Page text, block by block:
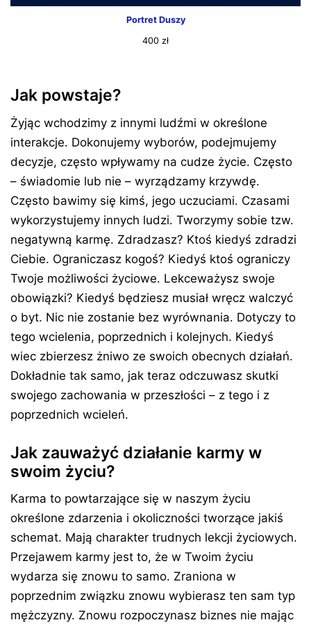
Portret Duszy
400 zł
Jak powstaje?
Żyjąc wchodzimy z innymi ludźmi w określone
interakcje. Dokonujemy wyborów, podejmujemy
decyzje, często wpływamy na cudze życie. Często
– świadomie lub nie – wyrządzamy krzywdę.
Często bawimy się kimś, jego uczuciami. Czasami
wykorzystujemy innych ludzi. Tworzymy sobie tzw.
negatywną karmę. Zdradzasz? Ktoś kiedyś zdradzi
Ciebie. Ograniczasz kogoś? Kiedyś ktoś ograniczy
Twoje możliwości życiowe. Lekceważysz swoje
obowiązki? Kiedyś będziesz musiał wręcz walczyć
o byt. Nic nie zostanie bez wyrównania. Dotyczy to
tego wcielenia, poprzednich i kolejnych. Kiedyś
wiec zbierzesz żniwo ze swoich obecnych działań.
Dokładnie tak samo, jak teraz odczuwasz skutki
swojego zachowania w przeszłości – z tego i z
poprzednich wcieleń.
Jak zauważyć działanie karmy w
swoim życiu?
Karma to powtarzające się w naszym życiu
określone zdarzenia i okoliczności tworzące jakiś
schemat. Mają charakter trudnych lekcji życiowych.
Przejawem karmy jest to, że w Twoim życiu
wydarza się znowu to samo. Zraniona w
poprzednim związku znowu wybierasz ten sam typ
mężczyzny. Znowu rozpoczynasz biznes nie mając